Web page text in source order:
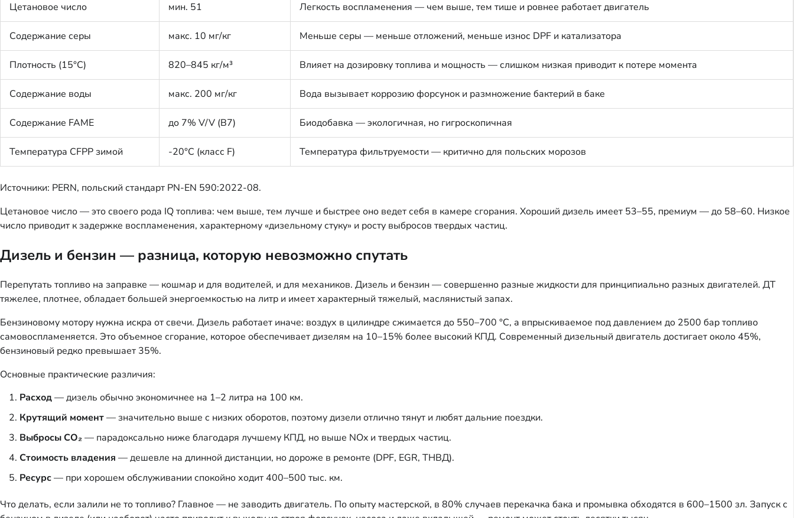
Цетановое число мин. 51 Легкость воспламенения — чем выше, тем тише и ровнее работает двигатель
Содержание серы макс. 10 мг/кг Меньше серы — меньше отложений, меньше износ DPF и катализатора
Плотность (15°C) 820–845 кг/м³ Влияет на дозировку топлива и мощность — слишком низкая приводит к потере момента
Содержание воды макс. 200 мг/кг Вода вызывает коррозию форсунок и размножение бактерий в баке
Содержание FAME до 7% V/V (B7) Биодобавка — экологичная, но гигроскопичная
Температура CFPP зимой -20°C (класс F) Температура фильтруемости — критично для польских морозов
Источники: PERN, польский стандарт PN-EN 590:2022-08.
Цетановое число — это своего рода IQ топлива: чем выше, тем лучше и быстрее оно ведет себя в камере сгорания. Хороший дизель имеет 53–55, премиум — до 58–60. Низкое
число приводит к задержке воспламенения, характерному «дизельному стуку» и росту выбросов твердых частиц.
Дизель и бензин — разница, которую невозможно спутать
Перепутать топливо на заправке — кошмар и для водителей, и для механиков. Дизель и бензин — совершенно разные жидкости для принципиально разных двигателей. ДТ
тяжелее, плотнее, обладает большей энергоемкостью на литр и имеет характерный тяжелый, маслянистый запах.
Бензиновому мотору нужна искра от свечи. Дизель работает иначе: воздух в цилиндре сжимается до 550–700 °C, а впрыскиваемое под давлением до 2500 бар топливо
самовоспламеняется. Это объемное сгорание, которое обеспечивает дизелям на 10–15% более высокий КПД. Современный дизельный двигатель достигает около 45%,
бензиновый редко превышает 35%.
Основные практические различия:
Расход— дизель обычно экономичнее на 1–2 литра на 100 км.
Крутящий момент— значительно выше с низких оборотов, поэтому дизели отлично тянут и любят дальние поездки.
Выбросы CO₂— парадоксально ниже благодаря лучшему КПД, но выше NOx и твердых частиц.
Стоимость владения — дешевле на длинной дистанции, но дороже в ремонте (DPF, EGR, ТНВД).
Ресурс— при хорошем обслуживании спокойно ходит 400–500 тыс. км.
Что делать, если залили не то топливо? Главное — не заводить двигатель. По опыту мастерской, в 80% случаев перекачка бака и промывка обходятся в 600–1500 зл. Запуск с